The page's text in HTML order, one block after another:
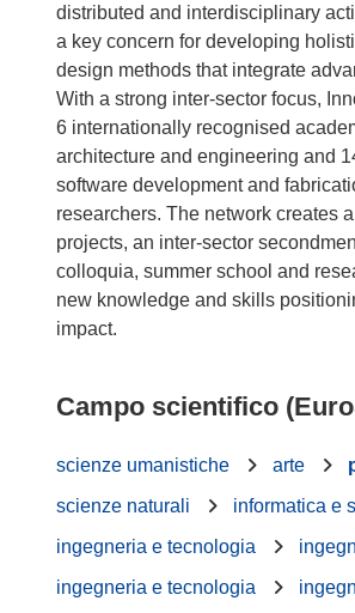
distributed and interdisciplinary
a key concern for developing
design methods that integrate
With a strong inter-sector focus,
6 internationally recognised
architecture and engineering and
software development and
researchers. The network creates
projects, an inter-sector
colloquia, summer school and
new knowledge and skills
Campo scientifico
scienze umanistiche arte
scienze naturali
informatica e
ingegneria e tecnologia
ingegneria e tecnologia